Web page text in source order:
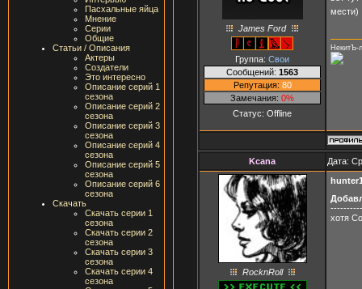
Пасхальные яйца
Мнение
Серии
Общие
Статьи / Описания
Актеры
Создатели
Это интересно
Описание серий 1
сезона
Описание серий 2
сезона
Описание серий 3
сезона
Описание серий 4
сезона
Описание серий 5
сезона
Описание серий 6
сезона
Скачать
Скачать серии 1
сезона
Скачать серии 2
сезона
Скачать серии 3
сезона
Скачать серии 4
сезона
James Ford
Группа: Свои
Сообщений: 1563
Репутация: 80
Замечания: 0%
Статус: Offline
мести)
НекитЪ-
Kcana Дата:
RocknRoll
хотя